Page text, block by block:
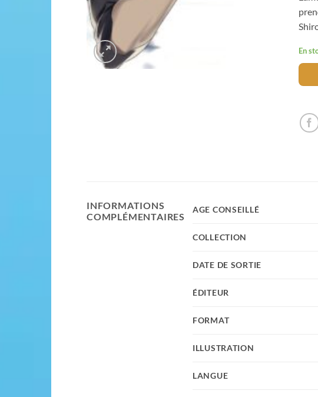
En
INFORMATIONS
COMPLÉMENTAIRES
AGE CONSEILLÉ
COLLECTION
DATE DE SORTIE
ÉDITEUR
FORMAT
ILLUSTRATION
LANGUE